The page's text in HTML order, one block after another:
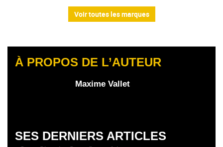
Voir toutes les marques
À PROPOS DE L’AUTEUR
Maxime Vallet
SES DERNIERS ARTICLES